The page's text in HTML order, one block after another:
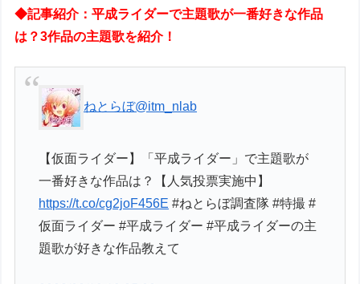
◆記事紹介：平成ライダーで主題歌が一番好きな作品
は？3作品の主題歌を紹介！
ねとらぼ@itm_nlab
【仮面ライダー】「平成ライダー」で主題歌が
一番好きな作品は？【人気投票実施中】
https://t.co/cg2joF456E #ねとらぼ調査隊 #特撮 #
仮面ライダー #平成ライダー #平成ライダーの主
題歌が好きな作品教えて